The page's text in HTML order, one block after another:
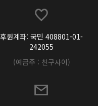
후원계좌: 국민 408801-01-
242055
(예금주 : 친구사이)